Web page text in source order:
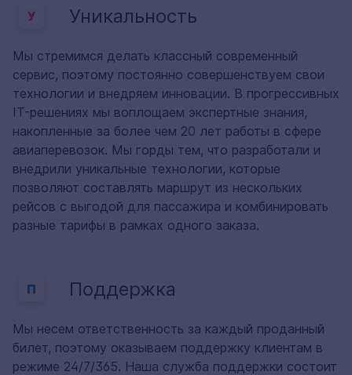
Уникальность
Мы стремимся делать классный современный
сервис, поэтому постоянно совершенствуем свои
технологии и внедряем инновации. В прогрессивных
IT-решениях мы воплощаем экспертные знания,
накопленные за более чем 20 лет работы в сфере
авиаперевозок. Мы горды тем, что разработали и
внедрили уникальные технологии, которые
позволяют составлять маршрут из нескольких
рейсов с выгодой для пассажира и комбинировать
разные тарифы в рамках одного заказа.
Поддержка
Мы несем ответственность за каждый проданный
билет, поэтому оказываем поддержку клиентам в
режиме 24/7/365. Наша служба поддержки состоит